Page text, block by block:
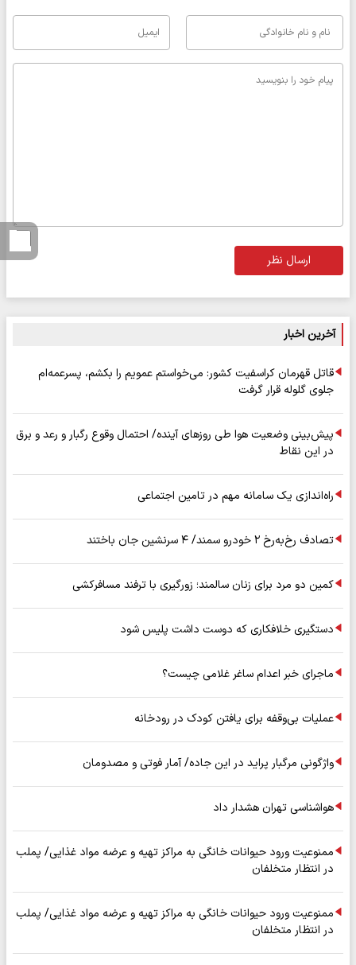
ارسال نظر
آخرین اخبار
قاتل قهرمان کراسفیت کشور: می‌خواستم عمویم را بکشم، پسرعمه‌ام
جلوی گلوله قرار گرفت
پیش‌بینی وضعیت هوا طی روزهای آینده/ احتمال وقوع رگبار و رعد و برق
در این نقاط
راه‌اندازی یک سامانه مهم در تامین اجتماعی
تصادف رخ‌به‌رخ ۲ خودرو سمند/ ۴ سرنشین جان باختند
کمین دو مرد برای زنان سالمند؛ زورگیری با ترفند مسافرکشی
دستگیری خلافکاری که دوست داشت پلیس شود
ماجرای خبر اعدام ساغر غلامی چیست؟
عملیات بی‌وقفه برای یافتن کودک در رودخانه
واژگونی مرگبار پراید در این جاده/ آمار فوتی و مصدومان
هواشناسی تهران هشدار داد
ممنوعیت ورود حیوانات خانگی به مراکز تهیه و عرضه مواد غذایی/ پملب
در انتظار متخلفان
ممنوعیت ورود حیوانات خانگی به مراکز تهیه و عرضه مواد غذایی/ پملب
در انتظار متخلفان